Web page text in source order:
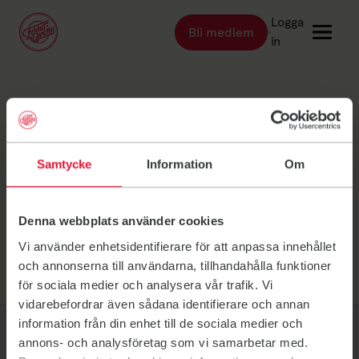
Samtycke Information Om
Denna webbplats använder cookies
Vi använder enhetsidentifierare för att anpassa innehållet
och annonserna till användarna, tillhandahålla funktioner
för sociala medier och analysera vår trafik. Vi
vidarebefordrar även sådana identifierare och annan
information från din enhet till de sociala medier och
annons- och analysföretag som vi samarbetar med.
Länk till: Bli medlem
Bli medlem
Logga
in
Länk till: Träna
Träna
Träningsställen
Länk till: Priser
Priser
Länk till: Inspiration
Inspiration
Länk till: Schema
Schema
Logga in
Kampanjer